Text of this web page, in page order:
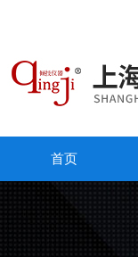
首页